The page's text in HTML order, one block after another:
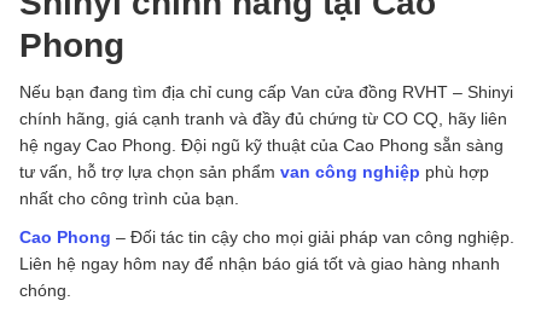
Phong
Nếu bạn đang tìm địa chỉ cung cấp Van cửa đồng RVHT – Shinyi
chính hãng, giá cạnh tranh và đầy đủ chứng từ CO CQ, hãy liên
hệ ngay Cao Phong. Đội ngũ kỹ thuật của Cao Phong sẵn sàng
tư vấn, hỗ trợ lựa chọn sản phẩm van công nghiệp phù hợp
nhất cho công trình của bạn.
Cao Phong – Đối tác tin cậy cho mọi giải pháp van công nghiệp.
Liên hệ ngay hôm nay để nhận báo giá tốt và giao hàng nhanh
chóng.